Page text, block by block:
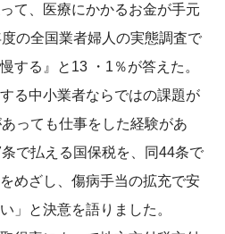
て、医療にかかるお金が手元
の全国業者婦人の実態調査で
する』と13 ・1％が答えた。
る中小業者ならではの課題が
っても仕事をした経験があ
で払える国保税を、同44条で
めざし、傷病手当の拡充で安
」と決意を語りました。